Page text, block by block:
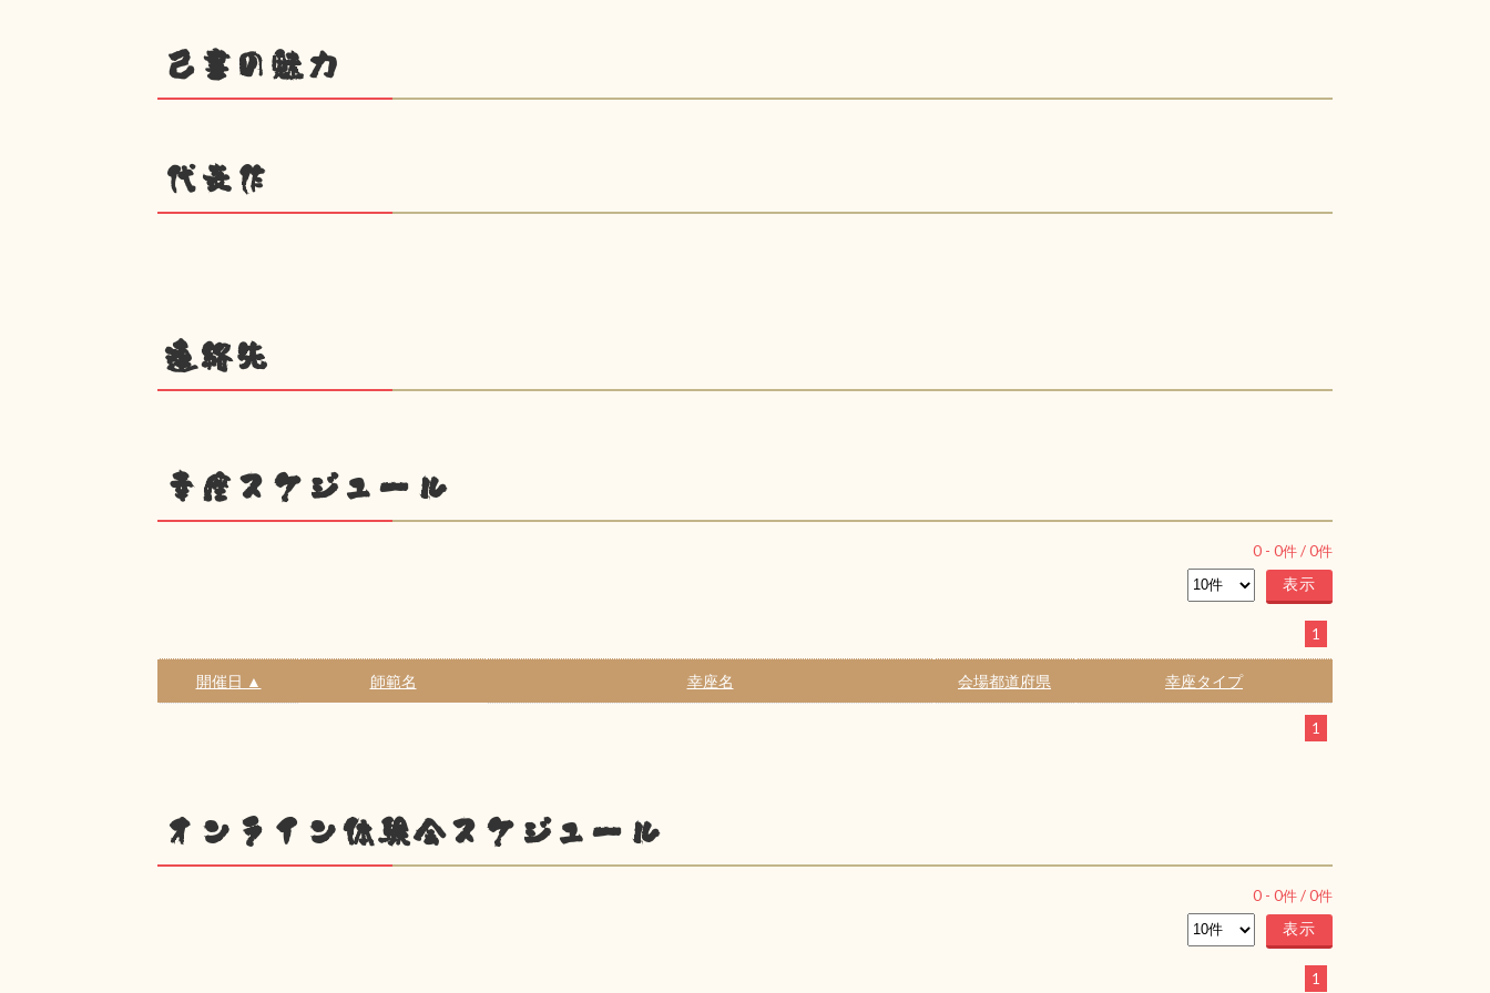
己書の魅力
代表作
連絡先
幸座スケジュール
0 - 0件 /0件
1
開催日 ▲ 師範名 幸座名 会場都道府県 幸座タイプ
1
オンライン体験会スケジュール
0 - 0件 /0件
1